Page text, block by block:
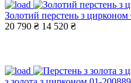
Золотий перстень з цирконом
20 790 ₴ 14 520 ₴